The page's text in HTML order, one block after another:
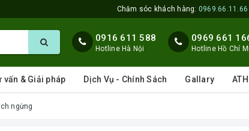
Chăm sóc khách hàng: 0969.66.11.66
0916 611 588
Hotline Hà Nội
0969 661
Hotline Hồ Chí
vấn & Giải pháp Dịch Vụ - Chính Sách Gallary
ngừng